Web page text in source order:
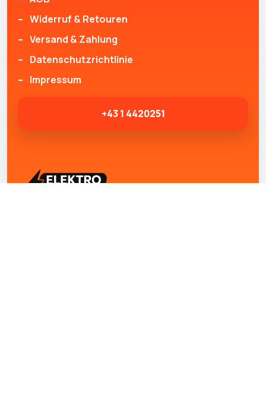
Widerruf & Retouren
Versand & Zahlung
Datenschutzrichtlinie
Impressum
+43 1 4420251